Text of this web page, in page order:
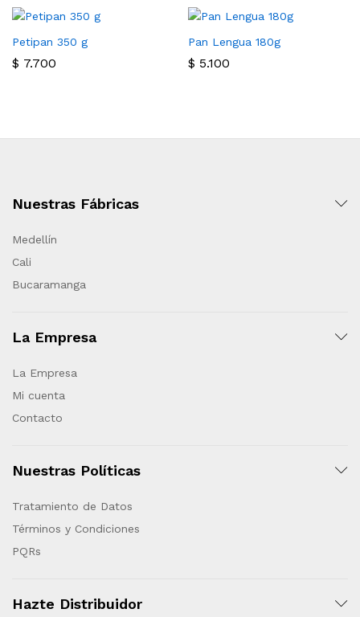
Petipan 350 g
$ 7.700
Pan Lengua 180g
$ 5.100
Nuestras Fábricas
Medellín
Cali
Bucaramanga
La Empresa
La Empresa
Mi cuenta
Contacto
Nuestras Políticas
Tratamiento de Datos
Términos y Condiciones
PQRs
Hazte Distribuidor